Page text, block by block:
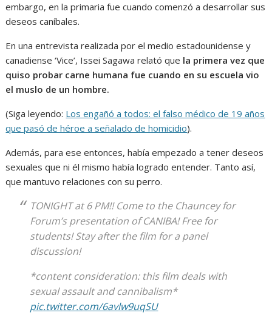
embargo, en la primaria fue cuando comenzó a desarrollar sus
deseos caníbales.
En una entrevista realizada por el medio estadounidense y
canadiense ‘Vice’, Issei Sagawa relató que la primera vez que
quiso probar carne humana fue cuando en su escuela vio
el muslo de un hombre.
(Siga leyendo: Los engañó a todos: el falso médico de 19 años
que pasó de héroe a señalado de homicidio).
Además, para ese entonces, había empezado a tener deseos
sexuales que ni él mismo había logrado entender. Tanto así,
que mantuvo relaciones con su perro.
TONIGHT at 6 PM!! Come to the Chauncey for
Forum’s presentation of CANIBA! Free for
students! Stay after the film for a panel
discussion!
*content consideration: this film deals with
sexual assault and cannibalism*
pic.twitter.com/6avlw9uqSU